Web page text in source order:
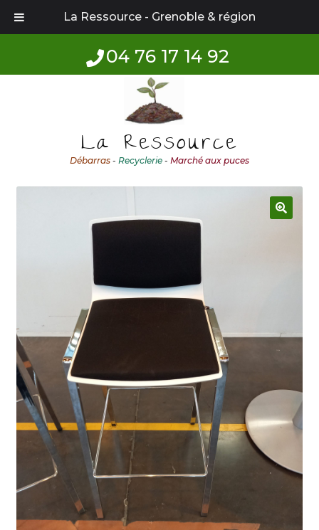
La Ressource - Grenoble & région
04 76 17 14 92
La Ressource
Débarras - Recyclerie - Marché aux puces